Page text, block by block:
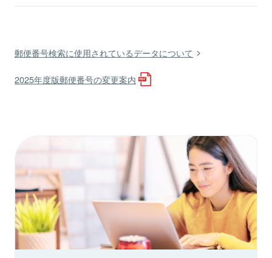
郵便番号検索に使用されているデータについて
2025年度版郵便番号の変更案内